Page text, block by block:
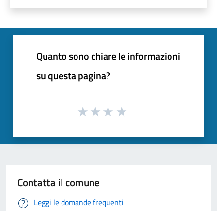
Quanto sono chiare le informazioni
su questa pagina?
Contatta il comune
Leggi le domande frequenti